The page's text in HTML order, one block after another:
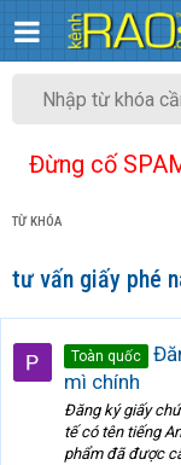
Đừng cố
TỪ KHÓA
tư vấn giấy phé
Toàn quốc
mì chính
Đăng ký giấy
tế có tên tiếng
phẩm đã được